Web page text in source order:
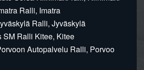
Ralli, Imatra
Ralli, Jyväskylä
Ralli Kitee, Kitee
Autopalvelu Ralli, Porvoo